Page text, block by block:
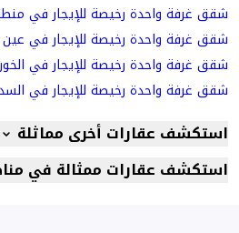
شقق غرفة واحدة رخيصة للإيجار في
شقق غرفة واحدة رخيصة للإيجار في عين
شقق غرفة واحدة رخيصة للإيجار في الخور
شقق غرفة واحدة رخيصة للإيجار في السد
استكشف عقارات أخرى مماثلة
استكشف عقارات ممثالة في